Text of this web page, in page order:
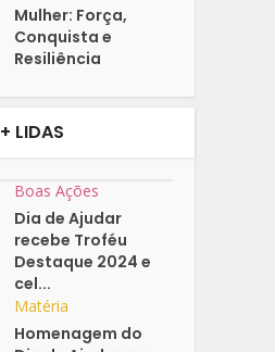
Mulher: Força,
Conquista e
Resiliência
+ LIDAS
Boas Ações
Dia de Ajudar
recebe Troféu
Destaque 2024 e
cel...
Matéria
Homenagem do